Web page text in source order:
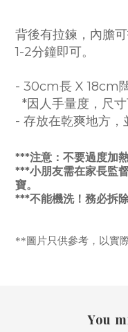
背後有拉鍊，內膽
1-2分鐘即可。
- 30cm長 X 18cm
*因人手量度，尺
- 存放在乾爽地方，
***注意：不要過度加熱
***小朋友需在家長監督
寶。
***不能機洗！務必拆
**圖片只供參考，以實
You